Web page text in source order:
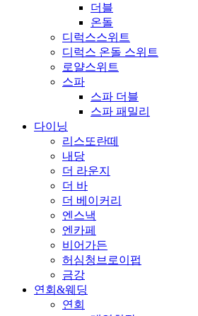
더블
온돌
디럭스스위트
디럭스 온돌 스위트
로얄스위트
스파
스파 더블
스파 패밀리
다이닝
리스또란떼
내당
더 라운지
더 바
더 베이커리
엔스낵
엔카페
비어가든
허심청브로이펍
금강
연회&웨딩
연회